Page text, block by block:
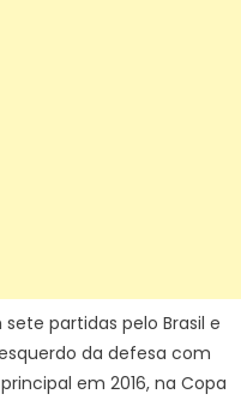
partidas pelo Brasil e
da defesa com
em 2016, na Copa